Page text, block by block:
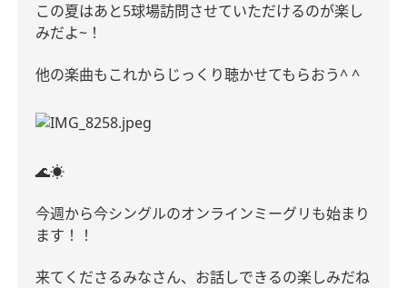
この夏はあと5球場訪問させていただけるのが楽し
みだよ~！
他の楽曲もこれからじっくり聴かせてもらおう^ ^
🌊☀️
今週から今シングルのオンラインミーグリも始まり
ます！！
来てくださるみなさん、お話しできるの楽しみだね